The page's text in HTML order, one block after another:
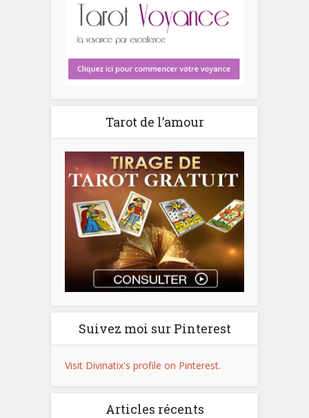
Tarot de l’amour
Suivez moi sur Pinterest
Visit Divinatix's profile on Pinterest.
Articles récents